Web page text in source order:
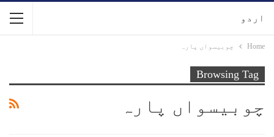
اردو
Home چوبیسواں پارہ
Browsing Tag
چوبیسواں پارہ